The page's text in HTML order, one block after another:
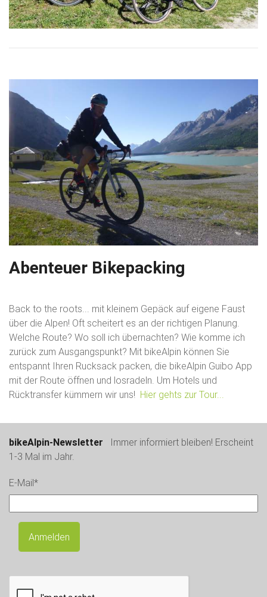
Abenteuer Bikepacking
Back to the roots... mit kleinem Gepäck auf eigene Faust
über die Alpen! Oft scheitert es an der richtigen Planung.
Welche Route? Wo soll ich übernachten? Wie komme ich
zurück zum Ausgangspunkt? Mit bikeAlpin können Sie
entspannt Ihren Rucksack packen, die bikeAlpin Guibo App
mit der Route öffnen und losradeln. Um Hotels und
Rücktransfer kümmern wir uns! Hier gehts zur Tour...
bikeAlpin-Newsletter Immer informiert bleiben! Erscheint
1-3 Mal im Jahr.
E-Mail*
Anmelden